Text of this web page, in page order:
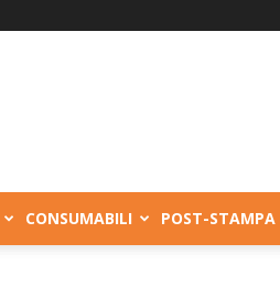
CONSUMABILI POST-STAMPA